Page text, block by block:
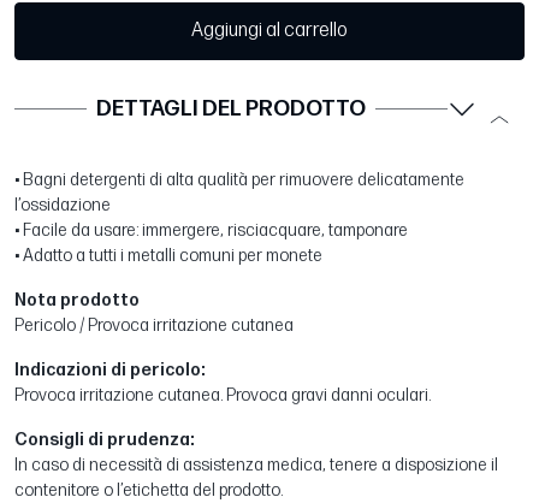
Aggiungi al carrello
DETTAGLI DEL PRODOTTO
• Bagni detergenti di alta qualità per rimuovere delicatamente
l’ossidazione
• Facile da usare: immergere, risciacquare, tamponare
• Adatto a tutti i metalli comuni per monete
Nota prodotto
Pericolo / Provoca irritazione cutanea
Indicazioni di pericolo:
Provoca irritazione cutanea. Provoca gravi danni oculari.
Consigli di prudenza:
In caso di necessità di assistenza medica, tenere a disposizione il
contenitore o l’etichetta del prodotto.